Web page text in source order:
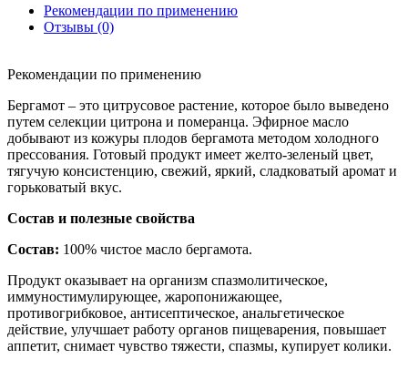
Рекомендации по применению
Отзывы (0)
Рекомендации по применению
Бергамот – это цитрусовое растение, которое было выведено
путем селекции цитрона и померанца. Эфирное масло
добывают из кожуры плодов бергамота методом холодного
прессования. Готовый продукт имеет желто-зеленый цвет,
тягучую консистенцию, свежий, яркий, сладковатый аромат и
горьковатый вкус.
Состав и полезные свойства
Состав: 100% чистое масло бергамота.
Продукт оказывает на организм спазмолитическое,
иммуностимулирующее, жаропонижающее,
противогрибковое, антисептическое, анальгетическое
действие, улучшает работу органов пищеварения, повышает
аппетит, снимает чувство тяжести, спазмы, купирует колики.